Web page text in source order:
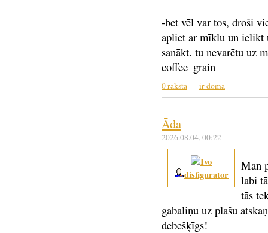
-bet vēl var tos, droši
apliet ar mīklu un ielikt
sanākt. tu nevarētu uz
coffee_grain
0 raksta ir doma
Āda
2026.08.04, 00:22
disfigurator
Man
labi
tās
gabaliņu uz plašu
debešķīgs!